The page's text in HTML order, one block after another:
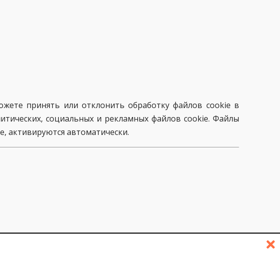
принять или отклонить обработку файлов cookie в
социальных и рекламных файлов cookie. Файлы
активируются автоматически.